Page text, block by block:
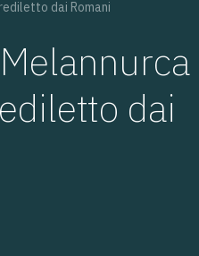
dai Romani
dai